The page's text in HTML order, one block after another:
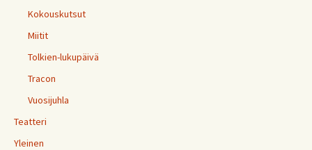
Kokouskutsut
Miitit
Tolkien-lukupäivä
Tracon
Vuosijuhla
Teatteri
Yleinen